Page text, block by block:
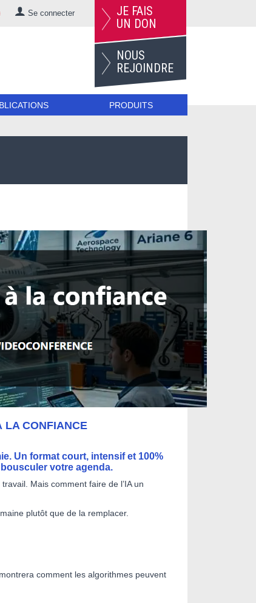
Se connecter
JE FAIS
UN DON
NOUS
REJOINDRE
PRODUITS
LA CONFIANCE
Un format court, intensif et 100%
votre agenda.
Mais comment faire de l’IA un
plutôt que de la remplacer.
comment les algorithmes peuvent